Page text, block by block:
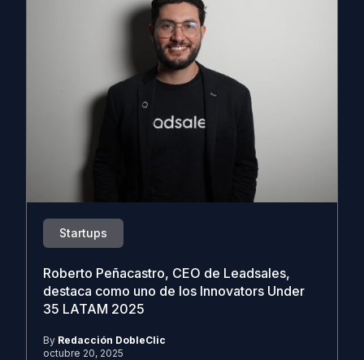
Startups
Roberto Peñacastro, CEO de Leadsales,
destaca como uno de los Innovators Under
35 LATAM 2025
By Redacción DobleClic
octubre 20, 2025